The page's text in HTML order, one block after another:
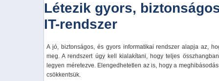
Létezik gyors,
IT-rendszer
A jó, biztonságos, és gyors informatikai rendszer alapja az,
meg. A rendszert úgy kell kialakítani, hogy teljes
legyen méretezve. Elengedhetetlen az is, hogy a
csökkentsük.